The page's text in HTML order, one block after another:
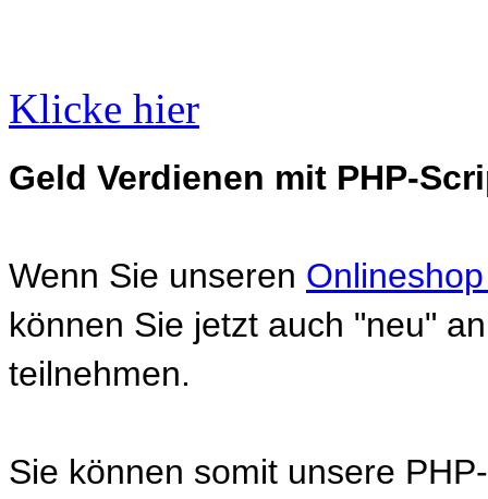
Klicke hier
Geld Verdienen mit PHP-
Wenn Sie unseren
können Sie jetzt auch "neu"
teilnehmen.
Sie können somit unsere